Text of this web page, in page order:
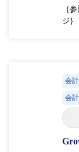
｛
ジ｝
会
会